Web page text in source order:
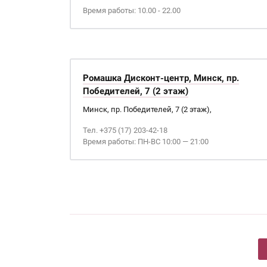
Время работы: 10.00 - 22.00
Ромашка Дисконт-центр, Минск, пр.
Победителей, 7 (2 этаж)
Минск, пр. Победителей, 7 (2 этаж),
Тел. +375 (17) 203-42-18
Время работы: ПН-ВС 10:00 — 21:00